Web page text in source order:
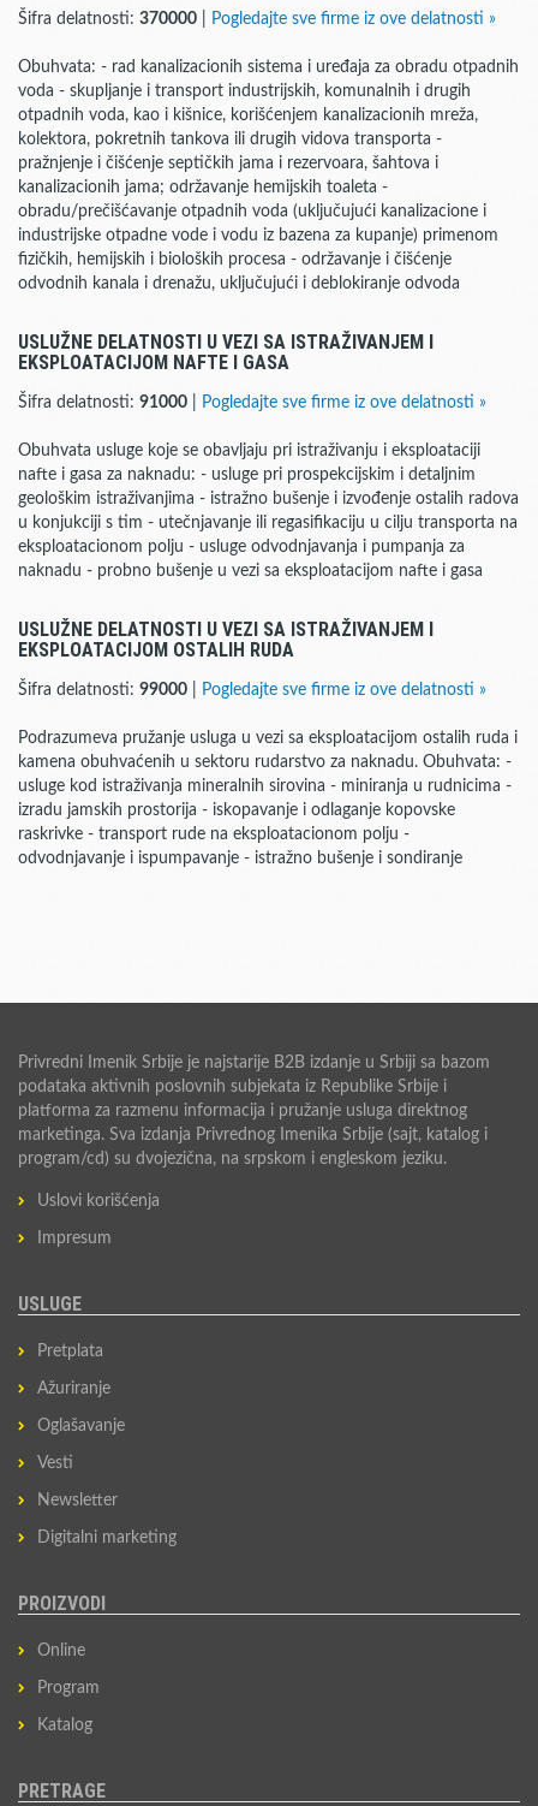
Šifra delatnosti: 370000 Pogledajte sve firme iz ove delatnosti »
Obuhvata: - rad kanalizacionih sistema i uređaja za obradu otpadnih
voda - skupljanje i transport industrijskih, komunalnih i drugih
otpadnih voda, kao i kišnice, korišćenjem kanalizacionih mreža,
kolektora, pokretnih tankova ili drugih vidova transporta -
pražnjenje i čišćenje septičkih jama i rezervoara, šahtova i
kanalizacionih jama; održavanje hemijskih toaleta -
obradu/prečišćavanje otpadnih voda (uključujući kanalizacione i
industrijske otpadne vode i vodu iz bazena za kupanje) primenom
fizičkih, hemijskih i bioloških procesa - održavanje i čišćenje
odvodnih kanala i drenažu, uključujući i deblokiranje odvoda
USLUŽNE DELATNOSTI U VEZI SA ISTRAŽIVANJEM I
EKSPLOATACIJOM NAFTE I GASA
Šifra delatnosti: 91000 Pogledajte sve firme iz ove delatnosti »
Obuhvata usluge koje se obavljaju pri istraživanju i eksploataciji
nafte i gasa za naknadu: - usluge pri prospekcijskim i detaljnim
geološkim istraživanjima - istražno bušenje i izvođenje ostalih radova
u konjukciji s tim - utečnjavanje ili regasifikaciju u cilju transporta na
eksploatacionom polju - usluge odvodnjavanja i pumpanja za
naknadu - probno bušenje u vezi sa eksploatacijom nafte i gasa
USLUŽNE DELATNOSTI U VEZI SA ISTRAŽIVANJEM I
EKSPLOATACIJOM OSTALIH RUDA
Šifra delatnosti: 99000 Pogledajte sve firme iz ove delatnosti »
Podrazumeva pružanje usluga u vezi sa eksploatacijom ostalih ruda i
kamena obuhvaćenih u sektoru rudarstvo za naknadu. Obuhvata: -
usluge kod istraživanja mineralnih sirovina - miniranja u rudnicima -
izradu jamskih prostorija - iskopavanje i odlaganje kopovske
raskrivke - transport rude na eksploatacionom polju -
odvodnjavanje i ispumpavanje - istražno bušenje i sondiranje
Privredni Imenik Srbije je najstarije B2B izdanje u Srbiji sa bazom
podataka aktivnih poslovnih subjekata iz Republike Srbije i
platforma za razmenu informacija i pružanje usluga direktnog
marketinga. Sva izdanja Privrednog Imenika Srbije (sajt, katalog i
program/cd) su dvojezična, na srpskom i engleskom jeziku.
Uslovi korišćenja
Impresum
USLUGE
Pretplata
Ažuriranje
Oglašavanje
Vesti
Newsletter
Digitalni marketing
PROIZVODI
Online
Program
Katalog
PRETRAGE